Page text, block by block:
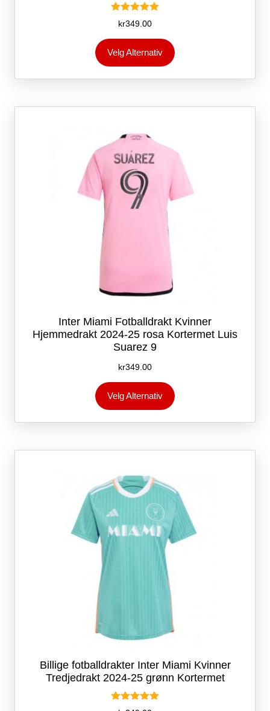
Vurdert
5.00
av 5
kr349.00
Velg Alternativ
produktet
flere
Alternativene
produktsiden
Inter Miami Fotballdrakt Kvinner
Hjemmedrakt 2024-25 rosa Kortermet Luis
Suarez 9
kr349.00
Velg Alternativ
produktet
flere
Alternativene
på
produktsiden
Billige fotballdrakter Inter Miami Kvinner
Tredjedrakt 2024-25 grønn Kortermet
Vurdert